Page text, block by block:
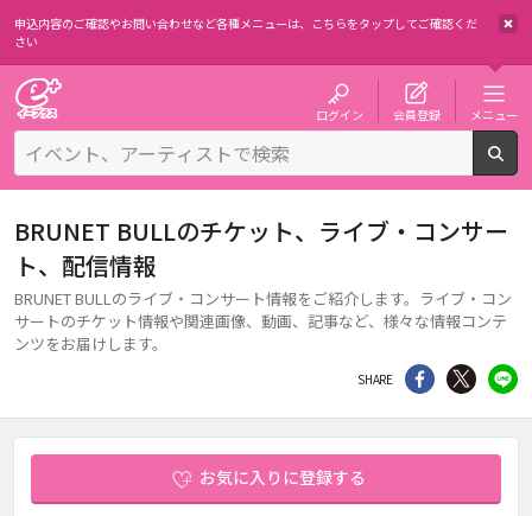
申込内容のご確認やお問い合わせなど各種メニューは、 こちらをタップしてご確認くだ
さい
ログイン 会員登録 メニュー
BRUNET BULLのチケット、ライブ・コンサー
ト、配信情報
BRUNET BULLのライブ・コンサート情報をご紹介します。ライブ・コン
サートのチケット情報や関連画像、動画、記事など、様々な情報コンテ
ンツをお届けします。
SHARE シェア Twitter
お気に入りに登録する